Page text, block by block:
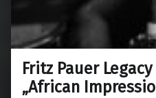
Fritz Pauer
„African